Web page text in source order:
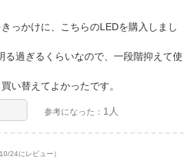
っかけに、こちらのLEDを購入しまし
る過ぎるくらいなので、一段階抑えて使
い替えてよかったです。
参考になった： 1人
24にレビュー）